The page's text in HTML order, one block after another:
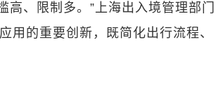
高、限制多。”上海出入境管理部门
用的重要创新，既简化出行流程、